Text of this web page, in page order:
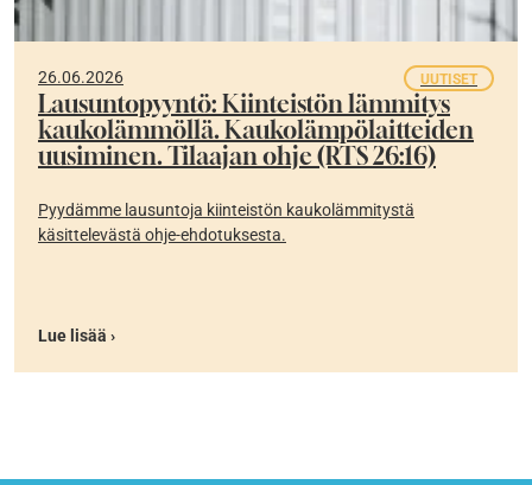
26.06.2026 UUTISET
Lausuntopyyntö: Kiinteistön lämmitys
kaukolämmöllä. Kaukolämpölaitteiden
uusiminen. Tilaajan ohje (RTS 26:16)
Pyydämme lausuntoja kiinteistön kaukolämmitystä
käsittelevästä ohje-ehdotuksesta.
Lue lisää ›